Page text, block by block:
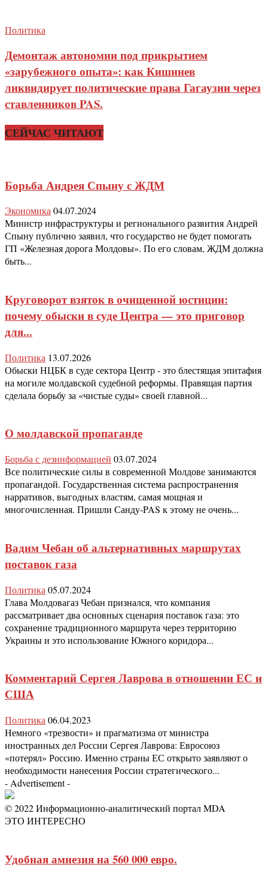
Политика
Демонтаж автономии под прикрытием
«зарубежного опыта»: как Кишинев
ликвидирует политические права Гагаузии через
ставленников PAS.
СЕЙЧАС ЧИТАЮТ
Борьба Андрея Спыну с ЖДМ
Экономика04.07.2024
Министр инфраструктуры и регионального развития Андрей
Спыну публично заявил, что государство не будет помогать
ГП «Железная дорога Молдовы». По его словам, ЖДМ должна
быть...
Круговорот взяток в очищенной юстиции:
почему обыски в суде Центра — это приговор
для...
Политика 13.07.2026
Обыски НЦБК в суде сектора Центр - это блестящая эпитафия
на могиле молдавской судебной реформы. Правящая партия
сделала борьбу за «чистые суды» своей главной...
О молдавской пропаганде
Борьба с дезинформацией 03.07.2024
Все политические силы в современной Молдове занимаются
пропагандой. Государственная система распространения
нарративов, выгодных властям, самая мощная и
многочисленная. Пришли Санду-PAS к этому не очень...
Вадим Чебан об альтернативных маршрутах
поставок газа
Политика 05.07.2024
Глава Молдовагаз Чебан признался, что компания
рассматривает два основных сценария поставок газа: это
сохранение традиционного маршрута через территорию
Украины и это использование Южного коридора...
Комментарий Сергея Лаврова в отношении ЕС и
США
Политика 06.04.2023
Немного «трезвости» и прагматизма от министра
иностранных дел России Сергея Лаврова: Евросоюз
«потерял» Россию. Именно страны ЕС открыто заявляют о
необходимости нанесения России стратегического...
- Advertisement -
© 2022 Информационно-аналитический портал MDA
ЭТО ИНТЕРЕСНО
Удобная амнезия на 560 000 евро.